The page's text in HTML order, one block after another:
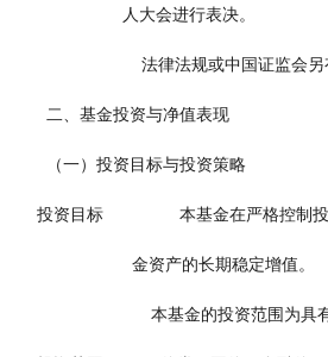
                  人大会进行表决。
法律法规或
  二、基金投资与净值表现
  （一）投资目标与投资策略
投资目标                本基金在严格控制
                    金资产的长期稳定增值。
本基金